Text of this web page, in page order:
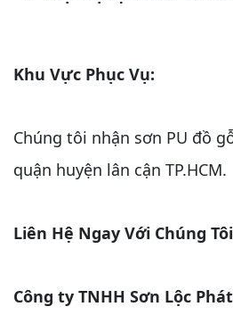
Khu Vực Phục Vụ:
Chúng tôi nhận sơn PU đồ
quận huyện lân cận TP.HCM.
Liên Hệ Ngay Với Chúng
Công ty TNHH Sơn Lộc